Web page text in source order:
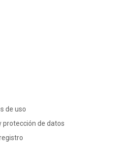
de uso
protección de datos